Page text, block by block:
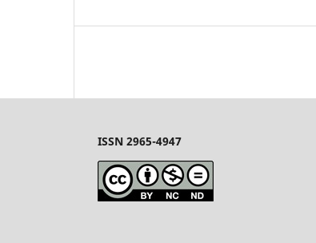
ISSN 2965-4947